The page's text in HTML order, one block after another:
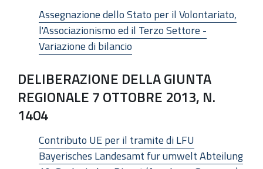
Assegnazione dello Stato per il Volontariato,
l'Associazionismo ed il Terzo Settore -
Variazione di bilancio
DELIBERAZIONE DELLA GIUNTA
REGIONALE 7 OTTOBRE 2013, N.
1404
Contributo UE per il tramite di LFU
Bayerisches Landesamt fur umwelt Abteilung